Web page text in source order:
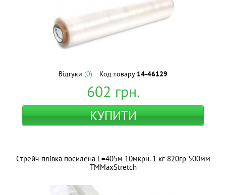
Відгуки (0) Код товару 14-46129
602 грн.
КУПИТИ
Стрейч-плівка посилена L=405м 10мкрн. 1 кг 820гр 500мм
ТМMaxStretch